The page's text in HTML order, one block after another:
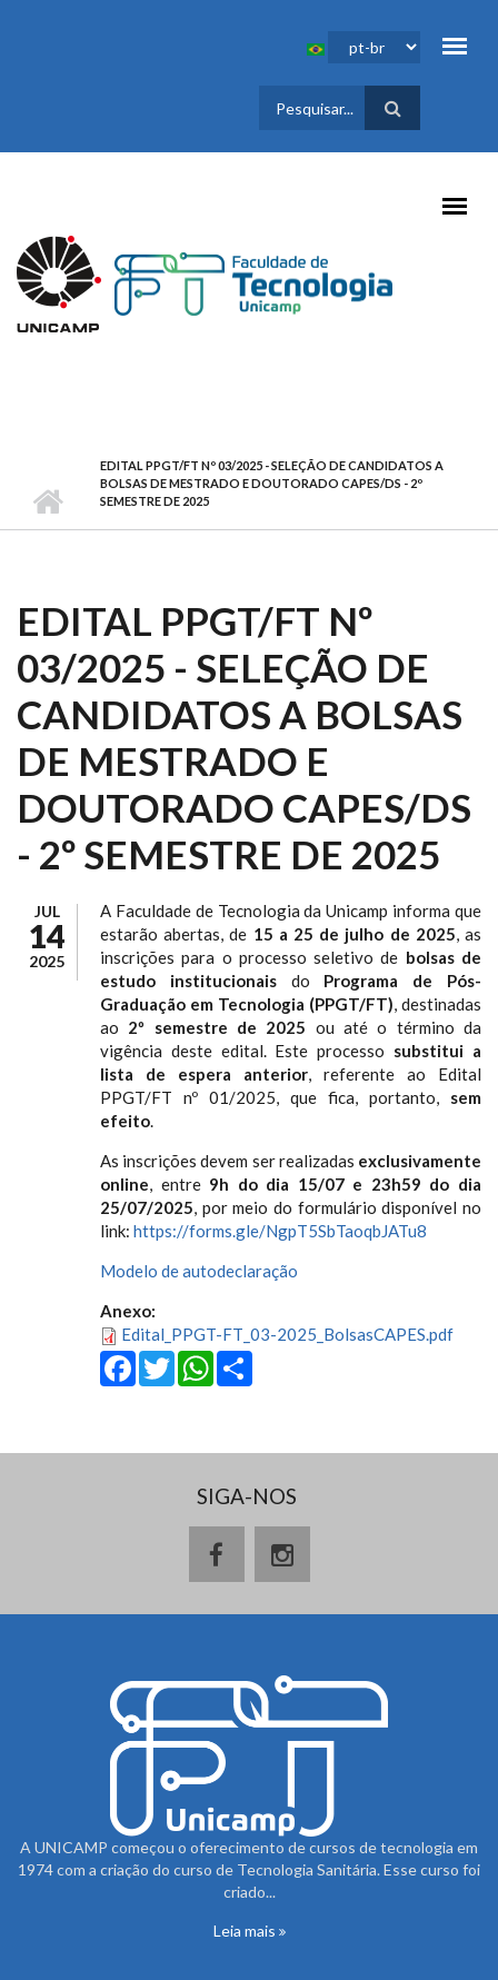
FORMULÁRIO
DE BUSCA
EDITAL PPGT/FT Nº 03/2025 - SELEÇÃO DE CANDIDATOS A
BOLSAS DE MESTRADO E DOUTORADO CAPES/DS - 2º
SEMESTRE DE 2025
EDITAL PPGT/FT Nº
03/2025 - SELEÇÃO DE
CANDIDATOS A BOLSAS
DE MESTRADO E
DOUTORADO CAPES/DS
- 2º SEMESTRE DE 2025
JUL
14
2025
A Faculdade de Tecnologia da Unicamp informa que
estarão abertas, de 15 a 25 de julho de 2025, as
inscrições para o processo seletivo de bolsas de
estudo institucionaisdo Programa de Pós-
Graduação em Tecnologia (PPGT/FT), destinadas
ao 2º semestre de 2025 ou até o término da
vigência deste edital. Este processo substitui a
lista de espera anterior, referente ao Edital
PPGT/FT nº 01/2025, que fica, portanto, sem
efeito.
As inscrições devem ser realizadas exclusivamente
online, entre 9h do dia 15/07 e 23h59 do dia
25/07/2025, por meio do formulário disponível no
link: https://forms.gle/NgpT5SbTaoqbJATu8
Modelo de autodeclaração
Anexo:
Edital_PPGT-FT_03-2025_BolsasCAPES.pdf
Facebook
Twitter
WhatsApp
SIGA-NOS
A UNICAMP começou o oferecimento de cursos de tecnologia em
1974 com a criação do curso de Tecnologia Sanitária. Esse curso foi
criado...
Leia mais